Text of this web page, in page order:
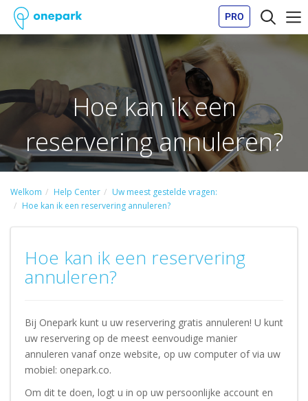
PRO
Hoe kan ik een
reservering annuleren?
Welkom Help Center
Uw meest gestelde vragen:
Hoe kan ik een reservering annuleren?
Hoe kan ik een reservering
annuleren?
Bij Onepark kunt u uw reservering gratis annuleren! U kunt
uw reservering op de meest eenvoudige manier
annuleren vanaf onze website, op uw computer of via uw
mobiel: onepark.co.
Om dit te doen, logt u in op uw persoonlijke account en